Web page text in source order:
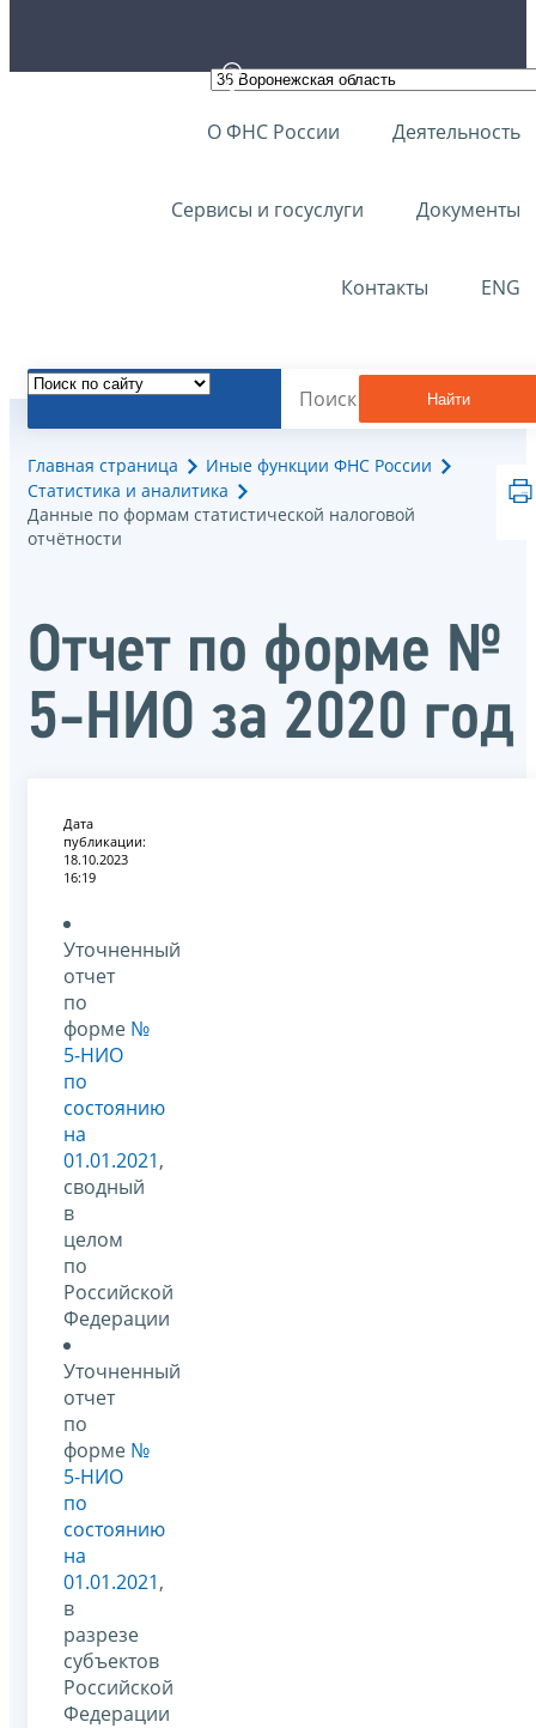
О ФНС России Деятельность
Сервисы и госуслуги Документы
Контакты ENG
Найти
Главная страница
Иные функции ФНС России
Статистика и аналитика
Данные по формам статистической налоговой
отчётности
Отчет по форме №
5-НИО за 2020 год
Дата
публикации:
18.10.2023
16:19
Уточненный
отчет
по
форме №
5-НИО
по
состоянию
на
01.01.2021,
сводный
в
целом
по
Российской
Федерации
Уточненный
отчет
по
форме №
5-НИО
по
состоянию
на
01.01.2021,
в
разрезе
субъектов
Российской
Федерации